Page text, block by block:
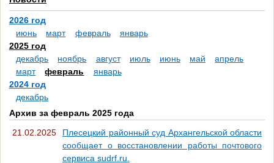
2026 год
июнь
март февраль
январь
2025 год
декабрь
ноябрь август июль июнь май
апрель
март
февраль
январь
2024 год
декабрь
Архив за февраль 2025 года
21.02.2025
Плесецкий районный суд Архангельской области
сообщает о восстановлении работы почтового
сервиса sudrf.ru.